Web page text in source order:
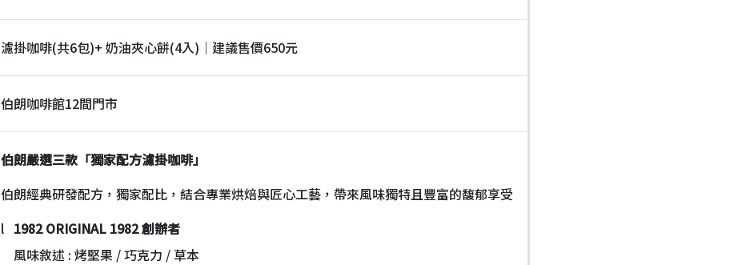
濾掛咖啡(共6包)+ 奶油夾心餅(4入)｜建議售價650元
伯朗咖啡館12間門市
伯朗嚴選三款「獨家配方濾掛咖啡」
伯朗經典研發配方，獨家配比，結合專業烘焙與匠心工藝，帶來風味獨特且豐富的馥郁享受
l 1982 ORIGINAL 1982創辦者
風味敘述 : 烤堅果 / 巧克力 / 草本